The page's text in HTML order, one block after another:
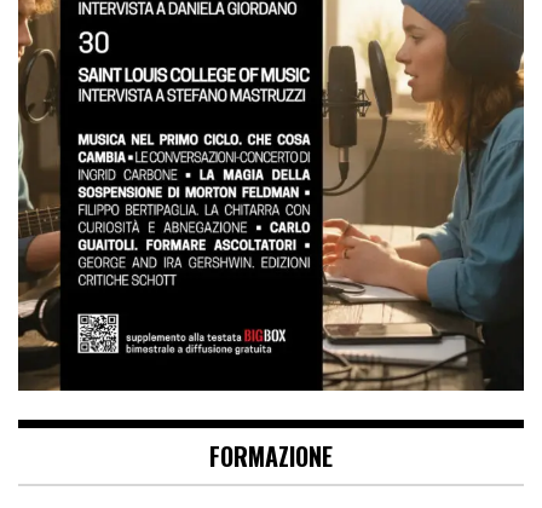
FORMAZIONE